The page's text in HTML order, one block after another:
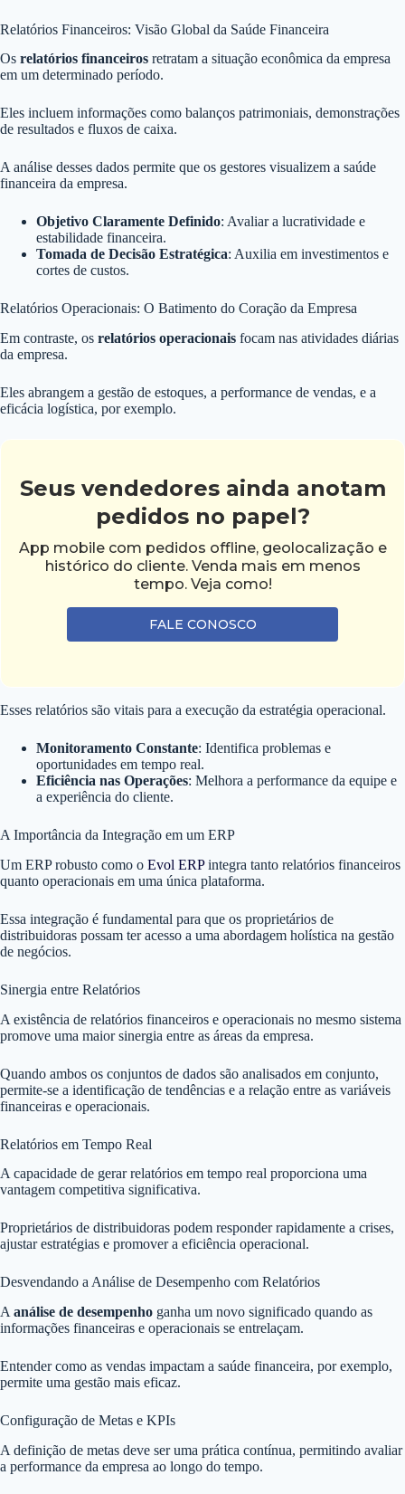
Relatórios Financeiros: Visão Global da Saúde Financeira
Os relatórios financeiros retratam a situação econômica da empresa
em um determinado período.
Eles incluem informações como balanços patrimoniais, demonstrações
de resultados e fluxos de caixa.
A análise desses dados permite que os gestores visualizem a saúde
financeira da empresa.
Objetivo Claramente Definido: Avaliar a lucratividade e
estabilidade financeira.
Tomada de Decisão Estratégica: Auxilia em investimentos e
cortes de custos.
Relatórios Operacionais: O Batimento do Coração da Empresa
Em contraste, os relatórios operacionais focam nas atividades diárias
da empresa.
Eles abrangem a gestão de estoques, a performance de vendas, e a
eficácia logística, por exemplo.
Seus vendedores ainda anotam
pedidos no papel?
App mobile com pedidos offline, geolocalização e
histórico do cliente. Venda mais em menos
tempo. Veja como!
FALE CONOSCO
Esses relatórios são vitais para a execução da estratégia operacional.
Monitoramento Constante: Identifica problemas e
oportunidades em tempo real.
Eficiência nas Operações: Melhora a performance da equipe e
a experiência do cliente.
A Importância da Integração em um ERP
Um ERP robusto como o Evol ERPintegra tanto relatórios financeiros
quanto operacionais em uma única plataforma.
Essa integração é fundamental para que os proprietários de
distribuidoras possam ter acesso a uma abordagem holística na gestão
de negócios.
Sinergia entre Relatórios
A existência de relatórios financeiros e operacionais no mesmo sistema
promove uma maior sinergia entre as áreas da empresa.
Quando ambos os conjuntos de dados são analisados em conjunto,
permite-se a identificação de tendências e a relação entre as variáveis
financeiras e operacionais.
Relatórios em Tempo Real
A capacidade de gerar relatórios em tempo real proporciona uma
vantagem competitiva significativa.
Proprietários de distribuidoras podem responder rapidamente a crises,
ajustar estratégias e promover a eficiência operacional.
Desvendando a Análise de Desempenho com Relatórios
A análise de desempenho ganha um novo significado quando as
informações financeiras e operacionais se entrelaçam.
Entender como as vendas impactam a saúde financeira, por exemplo,
permite uma gestão mais eficaz.
Configuração de Metas e KPIs
A definição de metas deve ser uma prática contínua, permitindo avaliar
a performance da empresa ao longo do tempo.